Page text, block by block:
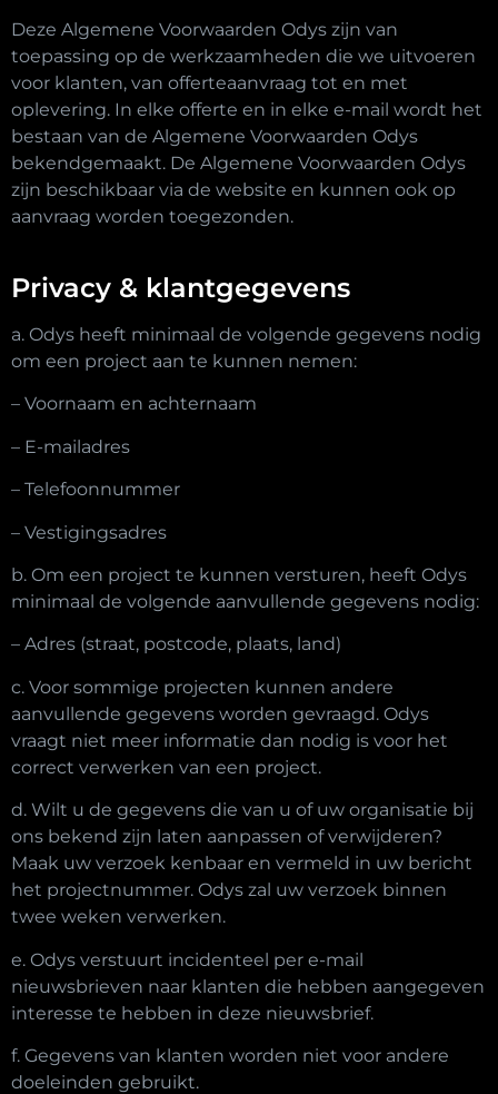
Deze Algemene Voorwaarden Odys zijn van
toepassing op de werkzaamheden die we uitvoeren
voor klanten, van offerteaanvraag tot en met
oplevering. In elke offerte en in elke e-mail wordt het
bestaan van de Algemene Voorwaarden Odys
bekendgemaakt. De Algemene Voorwaarden Odys
zijn beschikbaar via de website en kunnen ook op
aanvraag worden toegezonden.
Privacy & klantgegevens
a. Odys heeft minimaal de volgende gegevens nodig
om een project aan te kunnen nemen:
– Voornaam en achternaam
– E-mailadres
– Telefoonnummer
– Vestigingsadres
b. Om een project te kunnen versturen, heeft Odys
minimaal de volgende aanvullende gegevens nodig:
– Adres (straat, postcode, plaats, land)
c. Voor sommige projecten kunnen andere
aanvullende gegevens worden gevraagd. Odys
vraagt niet meer informatie dan nodig is voor het
correct verwerken van een project.
d. Wilt u de gegevens die van u of uw organisatie bij
ons bekend zijn laten aanpassen of verwijderen?
Maak uw verzoek kenbaar en vermeld in uw bericht
het projectnummer. Odys zal uw verzoek binnen
twee weken verwerken.
e. Odys verstuurt incidenteel per e-mail
nieuwsbrieven naar klanten die hebben aangegeven
interesse te hebben in deze nieuwsbrief.
f. Gegevens van klanten worden niet voor andere
doeleinden gebruikt.